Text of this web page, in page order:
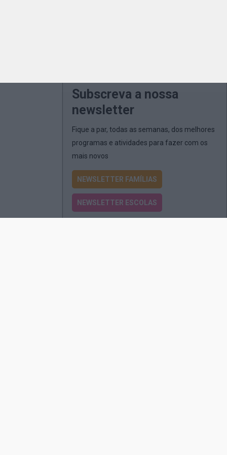
Subscreva a nossa
newsletter
Fique a par, todas as semanas, dos melhores
programas e atividades para fazer com os
mais novos
NEWSLETTER FAMÍLIAS
NEWSLETTER ESCOLAS